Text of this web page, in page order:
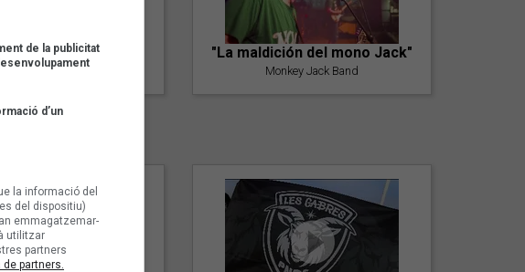
To A Kiss"
Goran Levi
"La maldición del mono Jack"
Monkey Jack Band
de la publicitat
d’un
la informació del
del dispositiu)
emmagatzemar-
utilitzar
partners
partners.